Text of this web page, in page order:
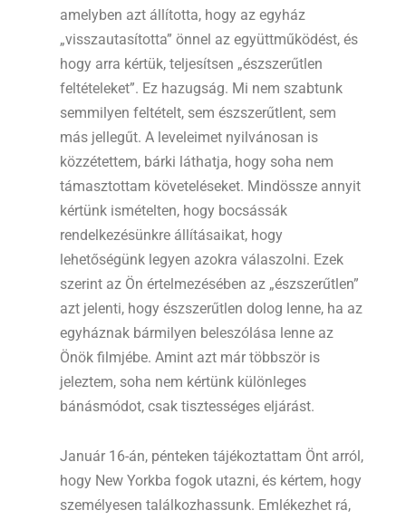
amelyben azt állította, hogy az egyház
„visszautasította” önnel az együttműködést, és
hogy arra kértük, teljesítsen „észszerűtlen
feltételeket”. Ez hazugság. Mi nem szabtunk
semmilyen feltételt, sem észszerűtlent, sem
más jellegűt. A leveleimet nyilvánosan is
közzétettem, bárki láthatja, hogy soha nem
támasztottam követeléseket. Mindössze annyit
kértünk ismételten, hogy bocsássák
rendelkezésünkre állításaikat, hogy
lehetőségünk legyen azokra válaszolni. Ezek
szerint az Ön értelmezésében az „észszerűtlen”
azt jelenti, hogy észszerűtlen dolog lenne, ha az
egyháznak bármilyen beleszólása lenne az
Önök filmjébe. Amint azt már többször is
jeleztem, soha nem kértünk különleges
bánásmódot, csak tisztességes eljárást.
Január 16-án, pénteken tájékoztattam Önt arról,
hogy New Yorkba fogok utazni, és kértem, hogy
személyesen találkozhassunk. Emlékezhet rá,